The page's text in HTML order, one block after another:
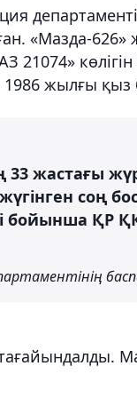
«Мазда-626»
21074»
жылғы қыз
33 жастағы
соң
ҚР